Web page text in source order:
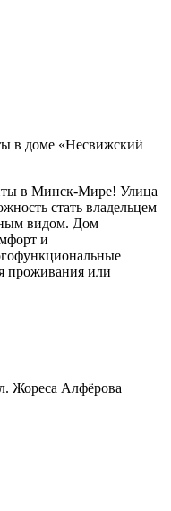
в доме «Несвижский
в Минск-Мире! Улица
стать владельцем
видом. Дом
и
проживания или
Жореса Алфёрова